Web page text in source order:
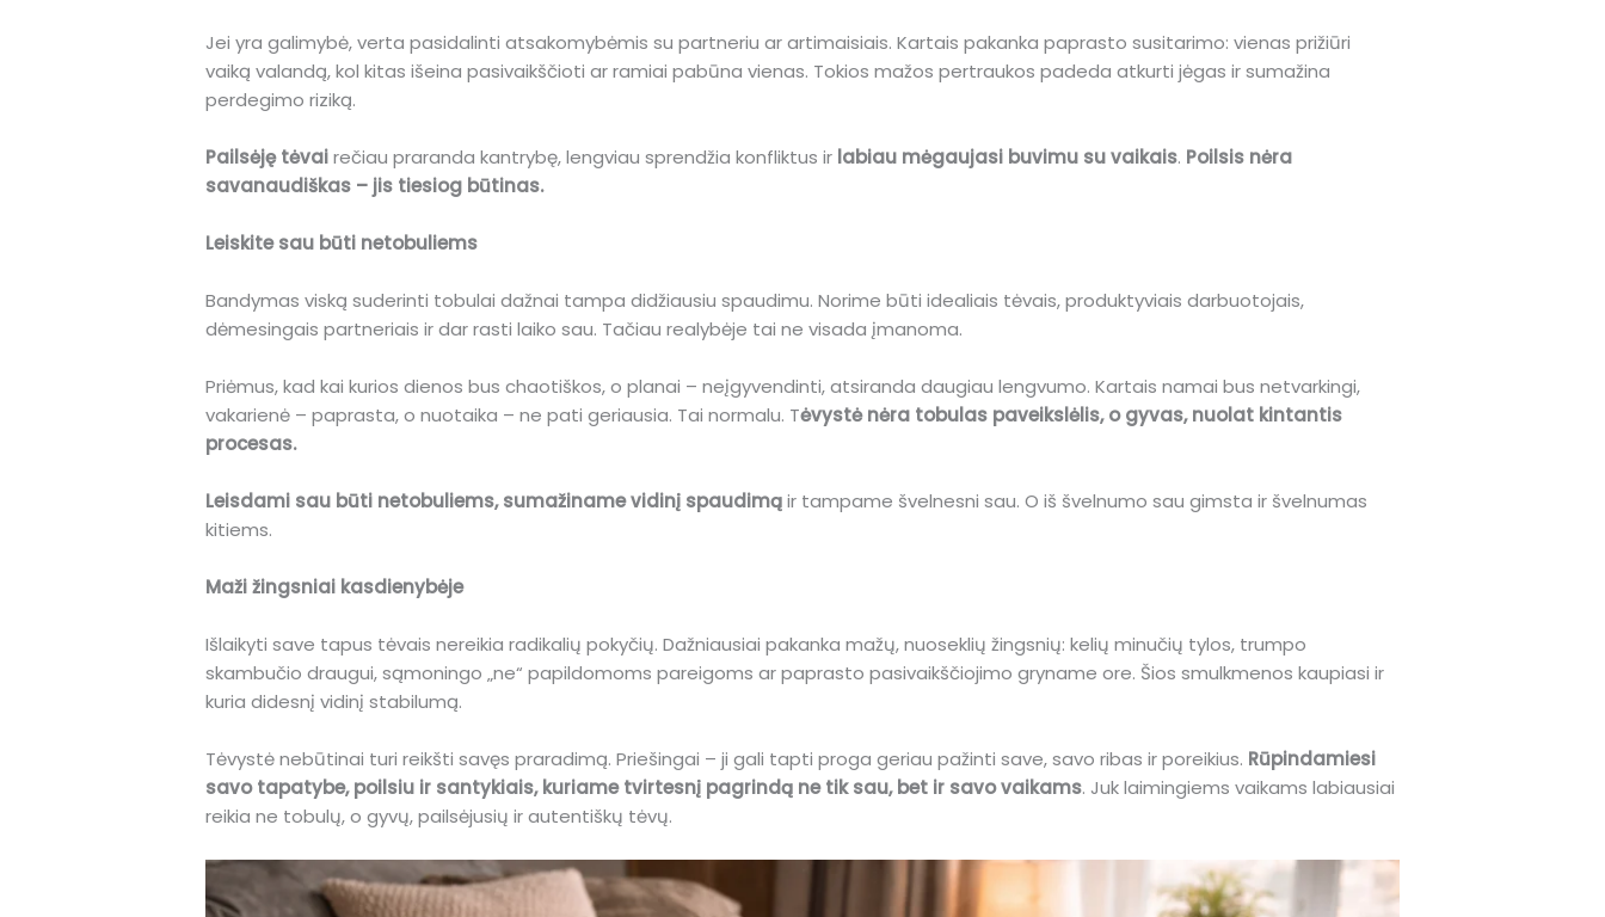
Jei yra galimybė, verta pasidalinti atsakomybėmis su partneriu ar artimaisiais. Kartais pakanka paprasto susitarimo: vienas prižiūri
vaiką valandą, kol kitas išeina pasivaikščioti ar ramiai pabūna vienas. Tokios mažos pertraukos padeda atkurti jėgas ir sumažina
perdegimo riziką.
Pailsėję tėvairečiau praranda kantrybę, lengviau sprendžia konfliktus ir labiau mėgaujasi buvimu su vaikais. Poilsis nėra
savanaudiškas – jis tiesiog būtinas.
Leiskite sau būti netobuliems
Bandymas viską suderinti tobulai dažnai tampa didžiausiu spaudimu. Norime būti idealiais tėvais, produktyviais darbuotojais,
dėmesingais partneriais ir dar rasti laiko sau. Tačiau realybėje tai ne visada įmanoma.
Priėmus, kad kai kurios dienos bus chaotiškos, o planai – neįgyvendinti, atsiranda daugiau lengvumo. Kartais namai bus netvarkingi,
vakarienė – paprasta, o nuotaika – ne pati geriausia. Tai normalu. Tėvystė nėra tobulas paveikslėlis, o gyvas, nuolat kintantis
procesas.
Leisdami sau būti netobuliems, sumažiname vidinį spaudimąir tampame švelnesni sau. O iš švelnumo sau gimsta ir švelnumas
kitiems.
Maži žingsniai kasdienybėje
Išlaikyti save tapus tėvais nereikia radikalių pokyčių. Dažniausiai pakanka mažų, nuoseklių žingsnių: kelių minučių tylos, trumpo
skambučio draugui, sąmoningo „ne“ papildomoms pareigoms ar paprasto pasivaikščiojimo gryname ore. Šios smulkmenos kaupiasi ir
kuria didesnį vidinį stabilumą.
Tėvystė nebūtinai turi reikšti savęs praradimą. Priešingai – ji gali tapti proga geriau pažinti save, savo ribas ir poreikius. Rūpindamiesi
savo tapatybe, poilsiu ir santykiais, kuriame tvirtesnį pagrindą ne tik sau, bet ir savo vaikams. Juk laimingiems vaikams labiausiai
reikia ne tobulų, o gyvų, pailsėjusių ir autentiškų tėvų.